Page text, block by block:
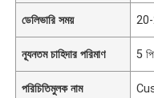
ডেলিভারি সময় 20-
ন্যূনতম চাহিদার পরিমাণ 5
পরিচিতিমুলক নাম